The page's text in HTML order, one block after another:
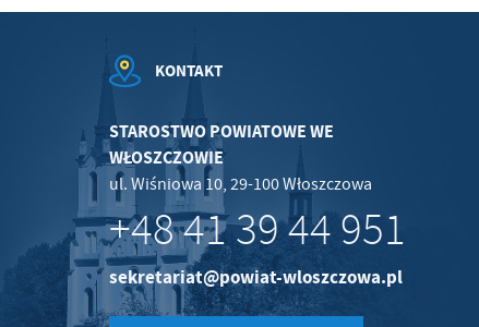
KONTAKT
STAROSTWO POWIATOWE WE
WŁOSZCZOWIE
ul. Wiśniowa 10, 29-100 Włoszczowa
+48 41 39 44 951
sekretariat@powiat-wloszczowa.pl